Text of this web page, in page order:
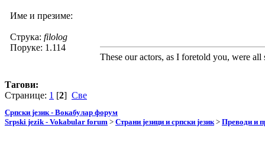
Име и презиме:
Струка: filolog
Поруке: 1.114
These our actors, as I foretold you, were
Тагови:
Странице: 1 [2] Све
Српски језик - Вокабулар форум
Srpski jezik - Vokabular forum > Страни језици и српски језик> Преводи и